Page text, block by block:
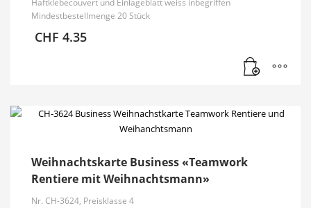
Mindestbestellmenge 20 Stück
CHF 4.35
Weihnachtskarte Business «Teamwork
Rentiere mit Weihnachtsmann»
Nr. CH-3624, Preisklasse 4